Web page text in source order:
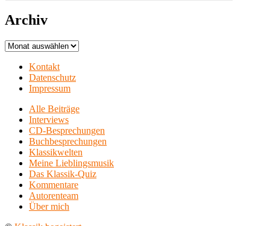
Archiv
Archiv
Kontakt
Datenschutz
Impressum
Alle Beiträge
Interviews
CD-Besprechungen
Buchbesprechungen
Klassikwelten
Meine Lieblingsmusik
Das Klassik-Quiz
Kommentare
Autorenteam
Über mich